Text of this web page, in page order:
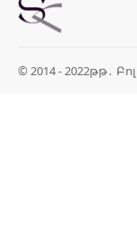
© 2014 - 2022թթ․